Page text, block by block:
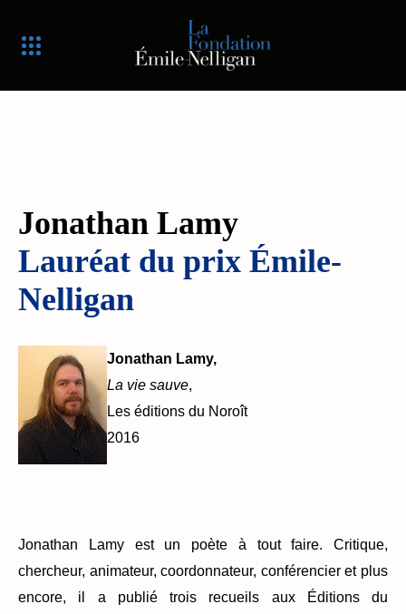
Jonathan Lamy
Lauréat du prix Émile-
Nelligan
Jonathan Lamy,
La vie sauve,
Les éditions du Noroît
2016
Jonathan Lamy est un poète à tout faire. Critique,
chercheur, animateur, coordonnateur, conférencier et plus
encore, il a publié trois recueils aux Éditions du